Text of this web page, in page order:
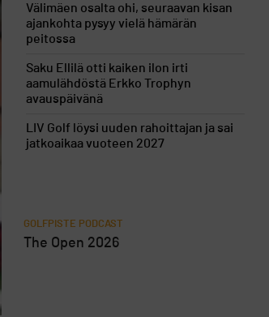
Välimäen osalta ohi, seuraavan kisan
ajankohta pysyy vielä hämärän
peitossa
Saku Ellilä otti kaiken ilon irti
aamulähdöstä Erkko Trophyn
avauspäivänä
LIV Golf löysi uuden rahoittajan ja sai
jatkoaikaa vuoteen 2027
GOLFPISTE PODCAST
The Open 2026